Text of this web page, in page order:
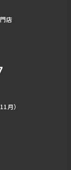
店
月）